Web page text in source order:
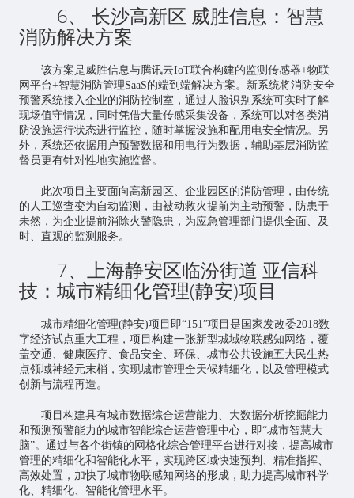
6、 长沙高新区 威胜信息：智慧
消防解决方案
该方案是威胜信息与腾讯云IoT联合构建的监测传感器+物联
网平台+智慧消防管理SaaS的端到端解决方案。新系统将消防安全
预警系统接入企业的消防控制室，通过人脸识别系统可实时了解
现场值守情况，同时凭借大量传感采集设备，系统可以对各类消
防设施运行状态进行监控，随时掌握设施和配用电安全情况。另
外，系统还依据用户预警数据和用电行为数据，辅助基层消防监
督员更有针对性地实施监督。
此次项目主要面向高新园区、企业园区的消防管理，由传统
的人工巡查变为自动监测，由被动救火提前为主动预警，防患于
未然，为企业提前消除火警隐患，为应急管理部门提供全面、及
时、直观的监测服务。
7、上海静安区临汾街道 亚信科
技：城市精细化管理(静安)项目
城市精细化管理(静安)项目即“151”项目是国家发改委2018数
字经济试点重大工程，项目构建一张新型城域物联感知网络，覆
盖交通、健康医疗、食品安全、环保、城市公共设施五大民生热
点领域神经元末梢，实现城市管理全天候精细化，以及管理模式
创新与流程再造。
项目构建具有城市数据综合运营能力、大数据分析挖掘能力
和预测预警能力的城市智能综合运营管理中心，即“城市智慧大
脑”。通过与各个街镇的网格化综合管理平台进行对接，提高城市
管理的精细化和智能化水平，实现跨区域快速预判、精准指挥、
高效处置，加快了城市物联感知网络的形成，助力提高城市科学
化、精细化、智能化管理水平。